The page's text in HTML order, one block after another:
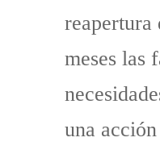
reapertura
meses las
una